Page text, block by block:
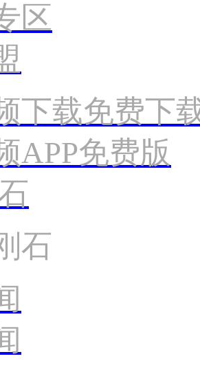
区
下载免费下
APP免费版
石